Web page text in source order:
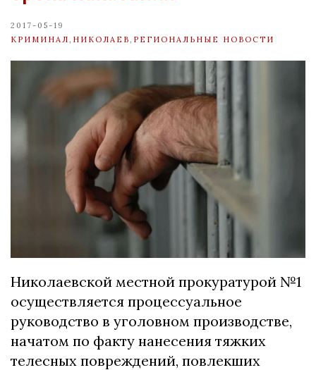
2017-05-19
КРИМИНАЛ НИКОЛАЕВ РЕГИОНАЛЬНЫЕ НОВОСТИ
Николаевской местной прокуратурой №1
осуществляется процессуальное
руководство в уголовном производстве,
начатом по факту нанесения тяжких
телесных повреждений, повлекших